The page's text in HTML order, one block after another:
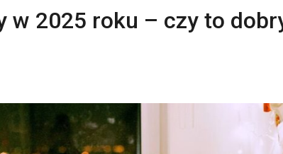
w 2025 roku – czy to